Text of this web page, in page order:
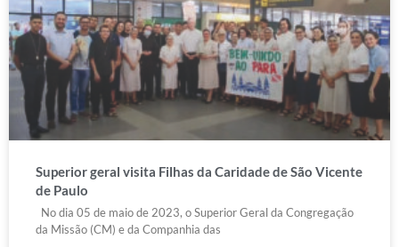
Superior geral visita Filhas da Caridade de São Vicente
de Paulo
No dia 05 de maio de 2023, o Superior Geral da Congregação
da Missão (CM) e da Companhia das